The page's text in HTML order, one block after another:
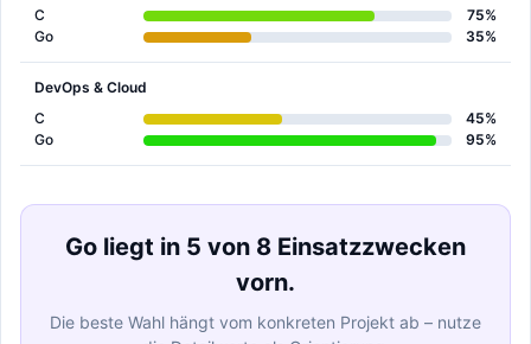
C
75%
Go
35%
DevOps & Cloud
C
45%
Go
95%
Go liegt in 5 von 8 Einsatzzwecken
vorn.
Die beste Wahl hängt vom konkreten Projekt ab – nutze